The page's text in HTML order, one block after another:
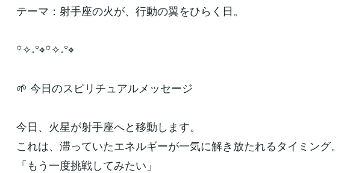
テーマ：射手座の火が、行動の翼をひらく日。
꙳✧˖°⌖꙳✧˖°⌖
🌱 今日のスピリチュアルメッセージ
今日、火星が射手座へと移動します。
これは、滞っていたエネルギーが一気に解き放たれるタイミング。
「もう一度挑戦してみたい」